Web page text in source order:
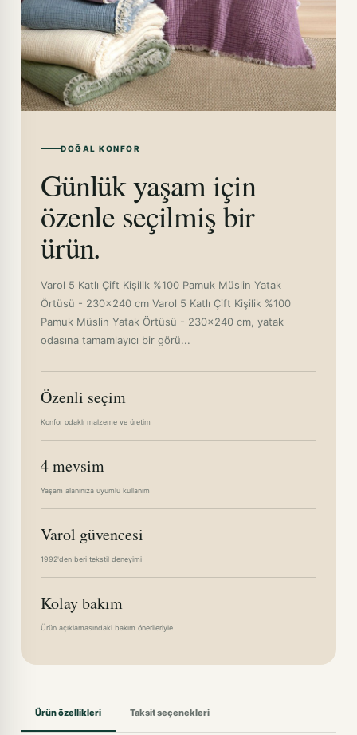
DOĞAL KONFOR
Günlük yaşam için
özenle seçilmiş bir
ürün.
Varol 5 Katlı Çift Kişilik %100 Pamuk Müslin Yatak
Örtüsü - 230x240 cm Varol 5 Katlı Çift Kişilik %100
Pamuk Müslin Yatak Örtüsü - 230x240 cm, yatak
odasına tamamlayıcı bir görü...
Özenli seçim
Konfor odaklı malzeme ve üretim
4 mevsim
Yaşam alanınıza uyumlu kullanım
Varol güvencesi
1992'den beri tekstil deneyimi
Kolay bakım
Ürün açıklamasındaki bakım önerileriyle
Ürün özellikleri Taksit seçenekleri